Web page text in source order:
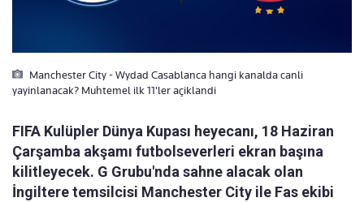
Manchester City - Wydad Casablanca hangi kanalda canli
yayinlanacak? Muhtemel ilk 11'ler açiklandi
FIFA Kulüpler Dünya Kupası heyecanı, 18 Haziran
Çarşamba akşamı futbolseverleri ekran başına
kilitleyecek. G Grubu'nda sahne alacak olan
İngiltere temsilcisi Manchester City ile Fas ekibi